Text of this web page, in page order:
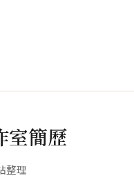
室簡歷
整理